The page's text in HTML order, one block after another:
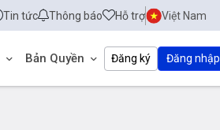
Tin tức Thông báo Hỗ trợ Việt Nam
Bản Quyền Đăng ký Đăng nhập